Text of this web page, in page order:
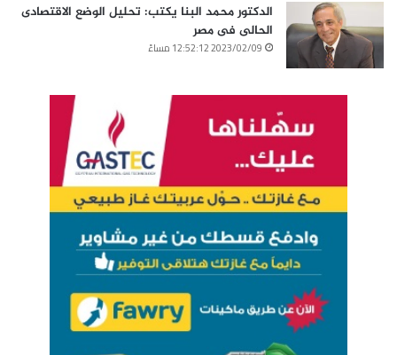
الدكتور محمد البنا يكتب: تحليل الوضع الاقتصادى
الحالى فى مصر
2023/02/09 12:52:12 مساءً